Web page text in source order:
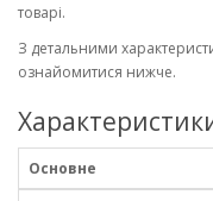
товарі.
З детальними
ознайомитися нижче.
Основне